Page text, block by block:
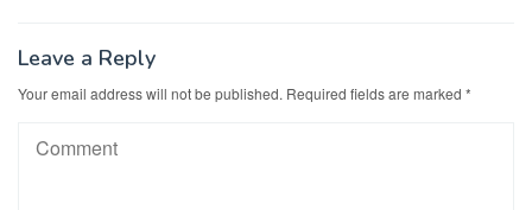
Leave a Reply
Your email address will not be published. Required fields are marked *